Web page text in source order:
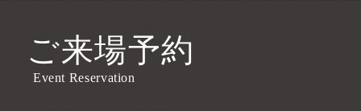
ご来場予約
Event Reservation